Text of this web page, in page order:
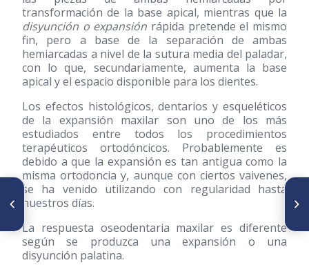
transformación de la base apical, mientras que la
disyunción o expansión rápida pretende el mismo
fin, pero a base de la separación de ambas
hemiarcadas a nivel de la sutura media del paladar,
con lo que, secundariamente, aumenta la base
apical y el espacio disponible para los dientes.
Los efectos histológicos, dentarios y esqueléticos
de la expansión maxilar son uno de los más
estudiados entre todos los procedimientos
terapéuticos ortodóncicos. Probablemente es
debido a que la expansión es tan antigua como la
misma ortodoncia y, aunque con ciertos vaivenes,
se ha venido utilizando con regularidad hasta
nuestros días.
La respuesta oseodentaria maxilar es diferente
según se produzca una expansión o una
disyunción palatina.
ARTÍCULO ANTERIOR
Desarrollo de la dentición. La
SIGUIENTE ARTÍCULO
determinar la extracción del
Tercer Molar Inferior en niños
con dentición mixta